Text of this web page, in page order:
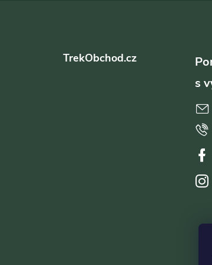
TrekObchod.cz